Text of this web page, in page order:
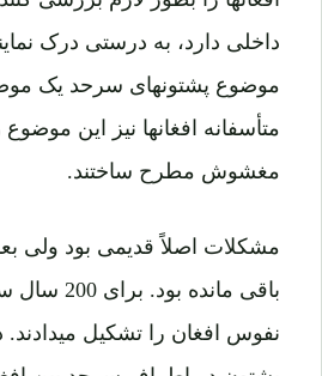
موضوع پشتونهای سرحد یک
متأسفانه افغانها نیز این
مغشوش مطرح ساختند.
باقی
پشتون در اطراف سرحد بین